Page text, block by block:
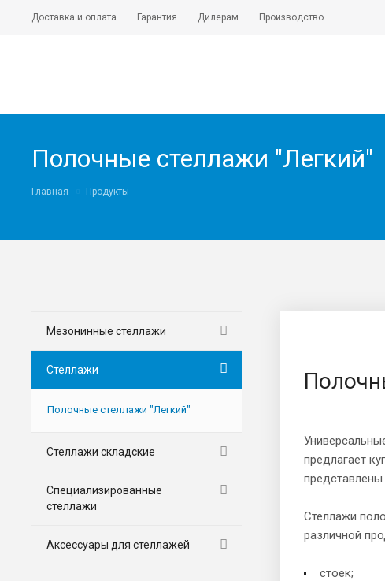
Доставка и оплата Гарантия Дилерам Производство
Полочные стеллажи "Легкий"
Главная Продукты
предлагает
Стеллажи
различной
стоек;
Мезонинные стеллажи
Стеллажи
Полочные стеллажи "Легкий"
Стеллажи складские
Специализированные
стеллажи
Аксессуары для стеллажей